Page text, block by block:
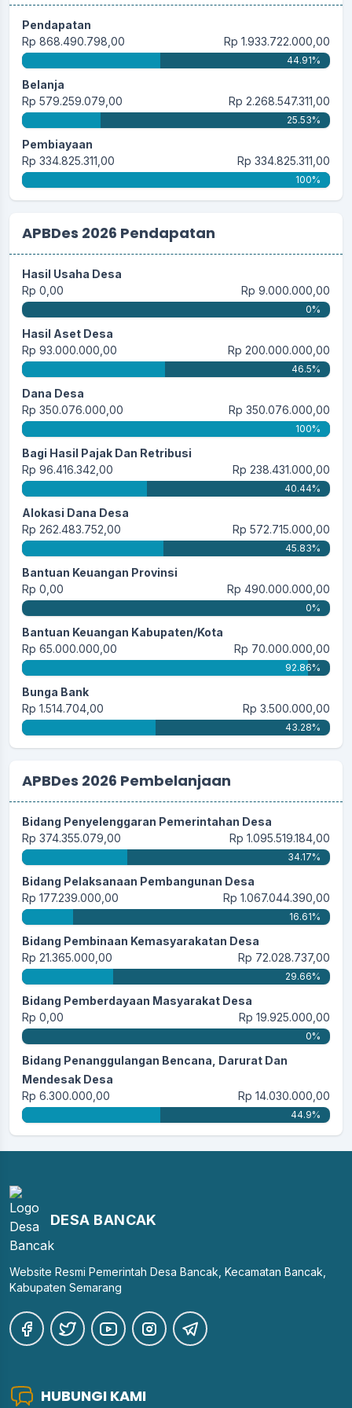
Pendapatan
Rp 868.490.798,00
Rp 1.933.722.000,00
44.91%
Belanja
Rp 579.259.079,00
Rp 2.268.547.311,00
25.53%
Pembiayaan
Rp 334.825.311,00
Rp 334.825.311,00
100%
APBDes 2026 Pendapatan
Hasil Usaha Desa
Rp 0,00
Rp 9.000.000,00
0%
Hasil Aset Desa
Rp 93.000.000,00
Rp 200.000.000,00
46.5%
Dana Desa
Rp 350.076.000,00
Rp 350.076.000,00
100%
Bagi Hasil Pajak Dan Retribusi
Rp 96.416.342,00
Rp 238.431.000,00
40.44%
Alokasi Dana Desa
Rp 262.483.752,00
Rp 572.715.000,00
45.83%
Bantuan Keuangan Provinsi
Rp 0,00
Rp 490.000.000,00
0%
Bantuan Keuangan Kabupaten/Kota
Rp 65.000.000,00
Rp 70.000.000,00
92.86%
Bunga Bank
Rp 1.514.704,00
Rp 3.500.000,00
43.28%
APBDes 2026 Pembelanjaan
Bidang Penyelenggaran Pemerintahan Desa
Rp 374.355.079,00
Rp 1.095.519.184,00
34.17%
Bidang Pelaksanaan Pembangunan Desa
Rp 177.239.000,00
Rp 1.067.044.390,00
16.61%
Bidang Pembinaan Kemasyarakatan Desa
Rp 21.365.000,00
Rp 72.028.737,00
29.66%
Bidang Pemberdayaan Masyarakat Desa
Rp 0,00
Rp 19.925.000,00
0%
Bidang Penanggulangan Bencana, Darurat Dan
Mendesak Desa
Rp 6.300.000,00
Rp 14.030.000,00
44.9%
DESA BANCAK
Website Resmi Pemerintah Desa Bancak, Kecamatan Bancak,
Kabupaten Semarang
HUBUNGI KAMI